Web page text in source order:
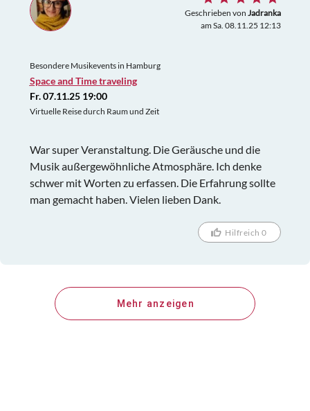
Geschrieben von Jadranka
am Sa. 08.11.25 12:13
Besondere Musikevents in Hamburg
Space and Time traveling
Fr. 07.11.25 19:00
Virtuelle Reise durch Raum und Zeit
War super Veranstaltung. Die Geräusche und die
Musik außergewöhnliche Atmosphäre. Ich denke
schwer mit Worten zu erfassen. Die Erfahrung sollte
man gemacht haben. Vielen lieben Dank.
Hilfreich 0
Mehr anzeigen